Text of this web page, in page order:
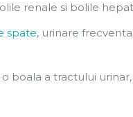
renale si bolile
spate, urinare
boala a tractului urinar,